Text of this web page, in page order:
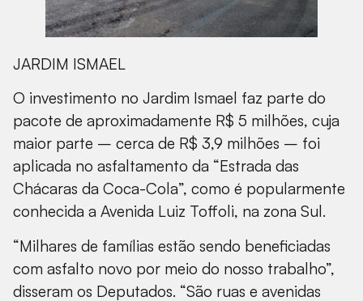
JARDIM ISMAEL
O investimento no Jardim Ismael faz parte do
pacote de aproximadamente R$ 5 milhões, cuja
maior parte – cerca de R$ 3,9 milhões – foi
aplicada no asfaltamento da “Estrada das
Chácaras da Coca-Cola”, como é popularmente
conhecida a Avenida Luiz Toffoli, na zona Sul.
“Milhares de famílias estão sendo beneficiadas
com asfalto novo por meio do nosso trabalho”,
disseram os Deputados. “São ruas e avenidas